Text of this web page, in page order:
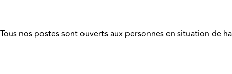
Tous nos postes sont ouverts aux personnes en situation de